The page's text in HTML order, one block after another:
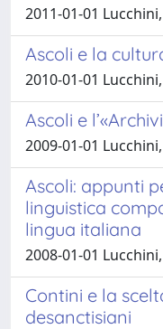
2011-01-01
Ascoli e la
2010-01-01
Ascoli e
2009-01-01
Ascoli: appunti
linguistica
lingua italiana
2008-01-01
Contini e la
desanctisiani